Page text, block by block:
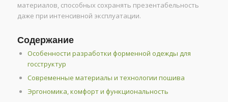
материалов, способных сохранять презентабельность
даже при интенсивной эксплуатации.
Содержание
Особенности разработки форменной одежды для
госструктур
Современные материалы и технологии пошива
Эргономика, комфорт и функциональность